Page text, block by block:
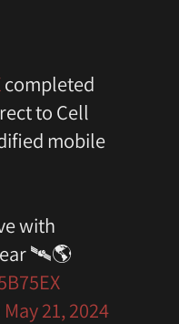
completed
to Cell
mobile
with
🛰️🌎
May 21, 2024